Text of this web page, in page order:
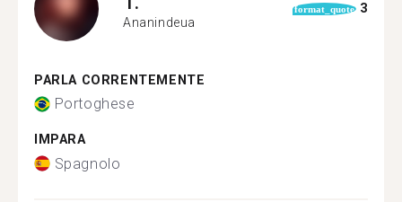
Ananindeua
format_quote 3
PARLA CORRENTEMENTE
Portoghese
IMPARA
Spagnolo